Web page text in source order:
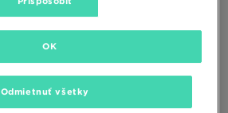
46
Odmietnuť všetky
OK